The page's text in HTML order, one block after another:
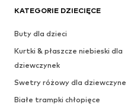
KATEGORIE DZIECIĘCE
Buty dla dzieci
Kurtki & płaszcze niebieski dla
dziewczynek
Swetry różowy dla dziewczyne
Białe trampki chłopięce